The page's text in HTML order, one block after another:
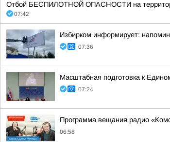
Отбой БЕСПИЛОТНОЙ ОПАСНОСТИ на
07:42
Избирком информирует:
07:36
Масштабная подготовка к
07:24
Программа вещания радио
06:58